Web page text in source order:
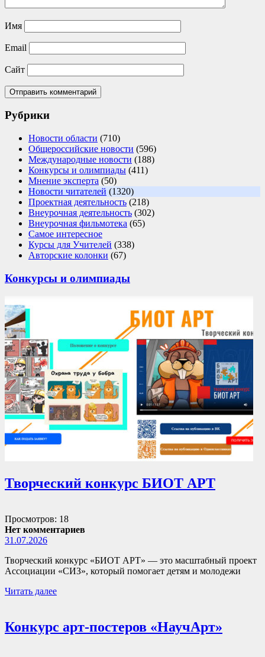
Имя
Email
Сайт
Рубрики
Новости области (710)
Общероссийские новости (596)
Международные новости (188)
Конкурсы и олимпиады (411)
Мнение эксперта (50)
Новости читателей (1320)
Проектная деятельность (218)
Внеурочная деятельность (302)
Внеурочная фильмотека (65)
Самое интересное
Курсы для Учителей (338)
Авторские колонки (67)
Конкурсы и олимпиады
Творческий конкурс БИОТ АРТ
Просмотров: 18
Нет комментариев
31.07.2026
Творческий конкурс «БИОТ АРТ» — это масштабный проект
Ассоциации «СИЗ», который помогает детям и молодежи
Читать далее
Конкурс арт-постеров «НаучАрт»